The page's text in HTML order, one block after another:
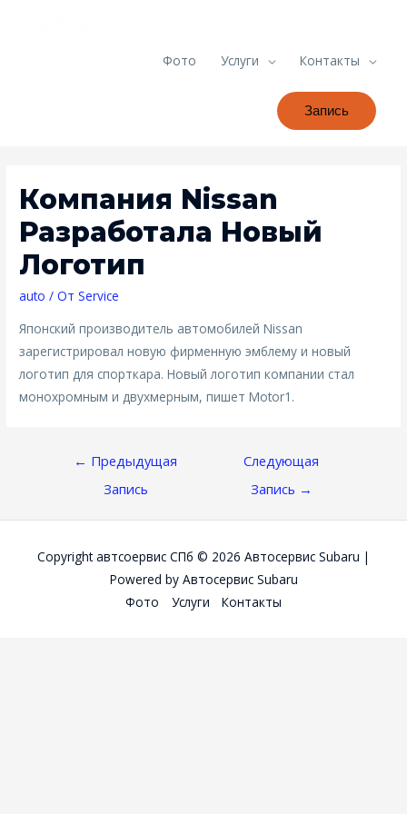
Фото Услуги Контакты
Запись
Компания Nissan
Разработала Новый
Логотип
auto / От Service
Японский производитель автомобилей Nissan
зарегистрировал новую фирменную эмблему и новый
логотип для спорткара. Новый логотип компании стал
монохромным и двухмерным, пишет Motor1.
Навигация
Записям
← Предыдущая
Запись
Следующая
Запись →
Copyright автсоервис СПб © 2026 Автосервис Subaru |
Powered by Автосервис Subaru
Фото
Услуги Контакты